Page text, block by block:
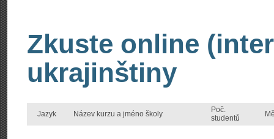
Zkuste online
ukrajinštiny
Jazyk Název kurzu a jméno školy
Poč.
studentů